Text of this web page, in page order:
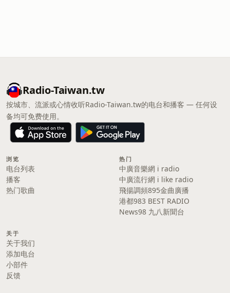
Radio-Taiwan.tw
按城市、流派或心情收听Radio-Taiwan.tw的电台和播客 — 任何设
备均可免费使用。
浏览
电台列表
播客
热门歌曲
热门
中廣音樂網 i radio
中廣流行網 i like radio
飛揚調頻895金曲廣播
港都983 BEST RADIO
News98 九八新聞台
关于
关于我们
添加电台
小部件
反馈